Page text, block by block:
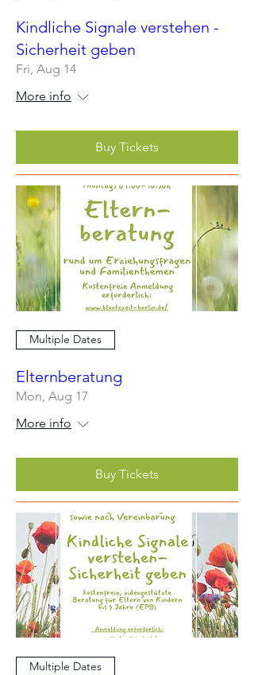
Kindliche Signale verstehen -
Sicherheit geben
Fri, Aug 14
More info
Buy Tickets
Multiple Dates
Elternberatung
Mon, Aug 17
More info
Buy Tickets
Multiple Dates